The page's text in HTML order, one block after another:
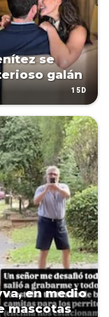
se
galán
15D
en medio
mascotas